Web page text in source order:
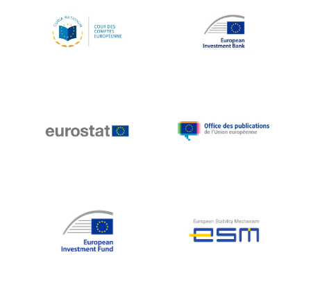
Robert REYNDERS
Robert WEIDES
Tim Lankester
Vítor Manuel da Silva Caldeira
Viviane Reding